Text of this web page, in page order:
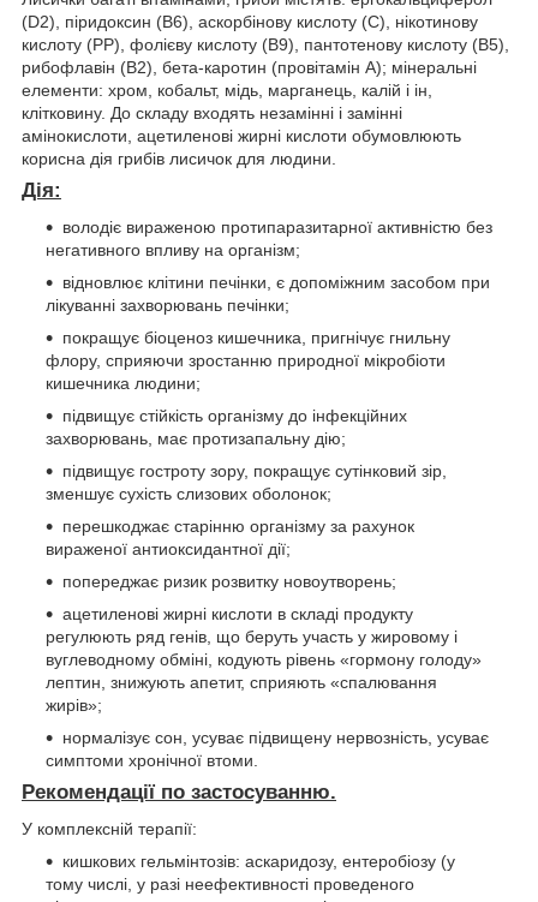
(D2), піридоксин (В6), аскорбінову кислоту (С), нікотинову
кислоту (PP), фолієву кислоту (В9), пантотенову кислоту (В5),
рибофлавін (В2), бета-каротин (провітамін А); мінеральні
елементи: хром, кобальт, мідь, марганець, калій і ін,
клітковину. До складу входять незамінні і замінні
амінокислоти, ацетиленові жирні кислоти обумовлюють
корисна дія грибів лисичок для людини.
Дія:
володіє вираженою протипаразитарної активністю без
негативного впливу на організм;
відновлює клітини печінки, є допоміжним засобом при
лікуванні захворювань печінки;
покращує біоценоз кишечника, пригнічує гнильну
флору, сприяючи зростанню природної мікробіоти
кишечника людини;
підвищує стійкість організму до інфекційних
захворювань, має протизапальну дію;
підвищує гостроту зору, покращує сутінковий зір,
зменшує сухість слизових оболонок;
перешкоджає старінню організму за рахунок
вираженої антиоксидантної дії;
попереджає ризик розвитку новоутворень;
ацетиленові жирні кислоти в складі продукту
регулюють ряд генів, що беруть участь у жировому і
вуглеводному обміні, кодують рівень «гормону голоду»
лептин, знижують апетит, сприяють «спалювання
жирів»;
нормалізує сон, усуває підвищену нервозність, усуває
симптоми хронічної втоми.
Рекомендації по застосуванню.
У комплексній терапії:
кишкових гельмінтозів: аскаридозу, ентеробіозу (у
тому числі, у разі неефективності проведеного